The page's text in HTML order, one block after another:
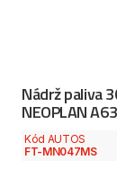
Nádrž paliva
NEOPLAN
Kód AUTOS
FT-MN047MS